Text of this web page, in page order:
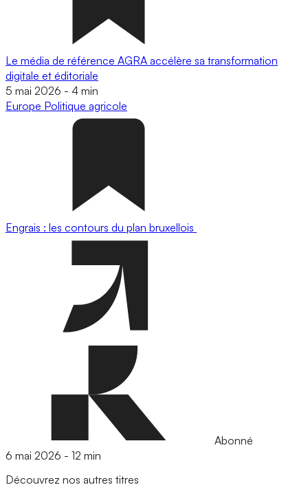
Le média de référence AGRA accélère sa transformation
digitale et éditoriale
5 mai 2026 - 4 min
Europe Politique agricole
Engrais : les contours du plan bruxellois
Abonné
6 mai 2026 - 12 min
Découvrez nos autres titres